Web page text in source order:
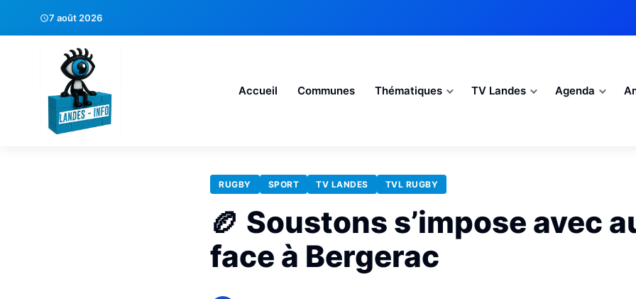
7 août 2026
Accueil Communes Thématiques TV Landes Agenda
RUGBY SPORT TV LANDES TVL RUGBY
🏉 Soustons s’impose avec
face à Bergerac